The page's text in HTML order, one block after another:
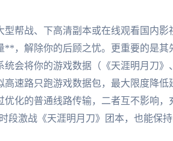
帮战、下高清副本或在线观看国内影
**，解除你的后顾之忧。更重要的是其
会将你的游戏数据（《天涯明月刀》
速路只跑游戏数据包，最大限度降低
化的普通线路传输，二者互不影响，
段激战《天涯明月刀》团本，也能保